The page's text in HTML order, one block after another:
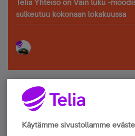
Telia Yhteisö on Vain luku -
sulkeutuu kokonaan lokakuussa
Älä jää paitsi – osallistu ja
Tilaa Telian uutiskirje ja olet
Käytämme sivustollamme